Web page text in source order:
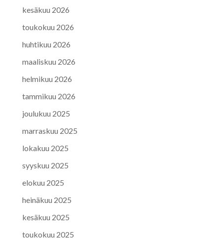
kesäkuu 2026
toukokuu 2026
huhtikuu 2026
maaliskuu 2026
helmikuu 2026
tammikuu 2026
joulukuu 2025
marraskuu 2025
lokakuu 2025
syyskuu 2025
elokuu 2025
heinäkuu 2025
kesäkuu 2025
toukokuu 2025